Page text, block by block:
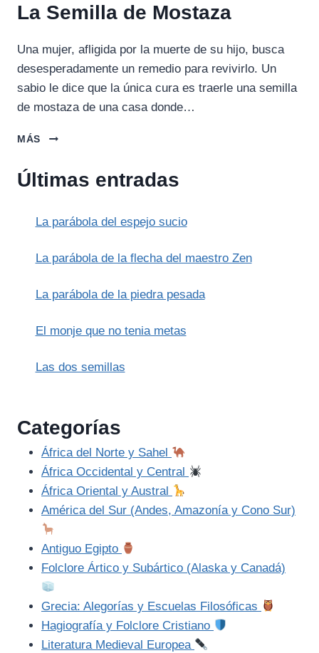
La Semilla de Mostaza
Una mujer, afligida por la muerte de su hijo, busca
desesperadamente un remedio para revivirlo. Un
sabio le dice que la única cura es traerle una semilla
de mostaza de una casa donde…
MÁS
LA
MOSTAZA
Últimas entradas
La parábola del espejo sucio
La parábola de la flecha del maestro Zen
La parábola de la piedra pesada
El monje que no tenia metas
Las dos semillas
Categorías
África del Norte y Sahel
África Occidental y Central
África Oriental y Austral
América del Sur (Andes, Amazonía y Cono Sur)
Antiguo Egipto
Folclore Ártico y Subártico (Alaska y Canadá)
Grecia: Alegorías y Escuelas Filosóficas
Hagiografía y Folclore Cristiano
Literatura Medieval Europea